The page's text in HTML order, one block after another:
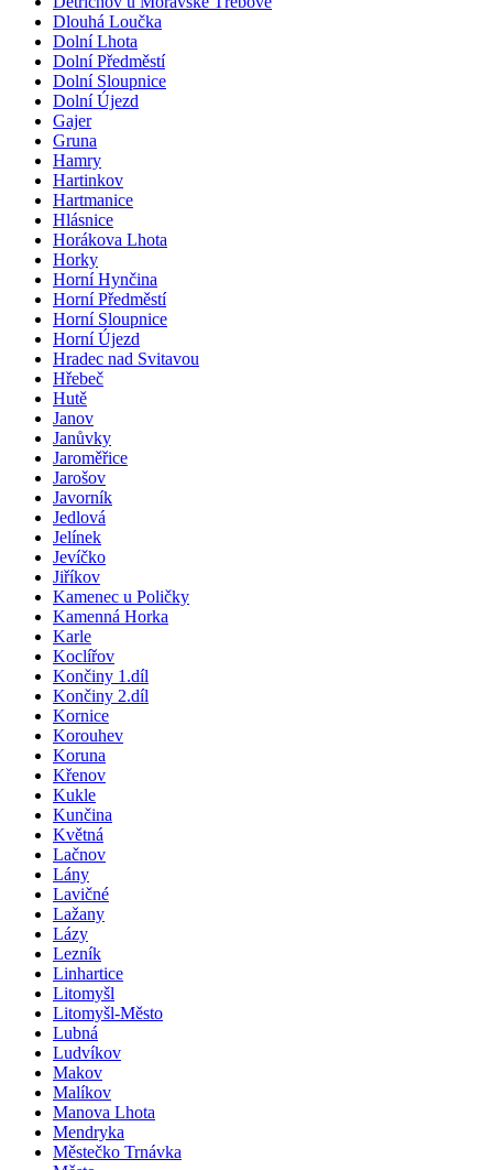
Dlouhá Loučka
Dolní Lhota
Dolní Předměstí
Dolní Sloupnice
Dolní Újezd
Gajer
Gruna
Hamry
Hartinkov
Hartmanice
Hlásnice
Horákova Lhota
Horky
Horní Hynčina
Horní Předměstí
Horní Sloupnice
Horní Újezd
Hradec nad Svitavou
Hřebeč
Hutě
Janov
Janůvky
Jaroměřice
Jarošov
Javorník
Jedlová
Jelínek
Jevíčko
Jiříkov
Kamenec u Poličky
Kamenná Horka
Karle
Koclířov
Končiny 1.díl
Končiny 2.díl
Kornice
Korouhev
Koruna
Křenov
Kukle
Kunčina
Květná
Lačnov
Lány
Lavičné
Lažany
Lázy
Lezník
Linhartice
Litomyšl
Litomyšl-Město
Lubná
Ludvíkov
Makov
Malíkov
Manova Lhota
Mendryka
Městečko Trnávka